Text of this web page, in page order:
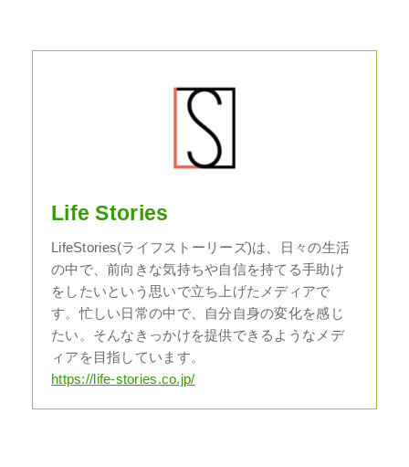
Life Stories
LifeStories(ライフストーリーズ)は、日々の生活
の中で、前向きな気持ちや自信を持てる手助け
をしたいという思いで立ち上げたメディアで
す。忙しい日常の中で、自分自身の変化を感じ
たい。そんなきっかけを提供できるようなメデ
ィアを目指しています。
https://life-stories.co.jp/